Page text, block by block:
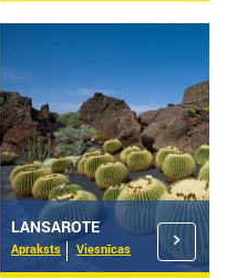
LANSAROTE
Apraksts Viesnīcas